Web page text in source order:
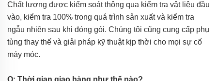
Chất lượng được kiểm soát thông qua kiểm tra vật liệu đầu
vào, kiểm tra 100% trong quá trình sản xuất và kiểm tra
ngẫu nhiên sau khi đóng gói. Chúng tôi cũng cung cấp phụ
tùng thay thế và giải pháp kỹ thuật kịp thời cho mọi sự cố
máy móc.